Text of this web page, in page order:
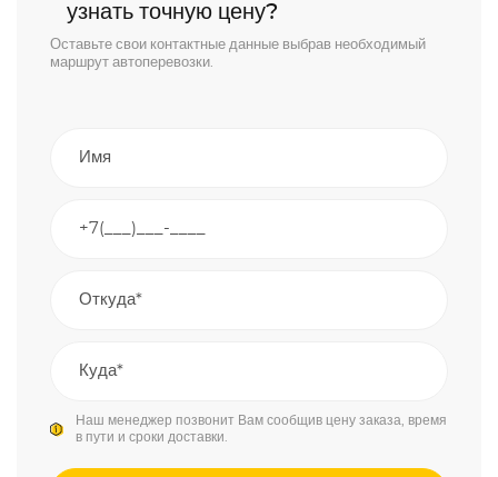
узнать точную цену?
Оставьте свои контактные данные выбрав необходимый
маршрут автоперевозки.
Наш менеджер позвонит Вам сообщив цену заказа, время
в пути и сроки доставки.